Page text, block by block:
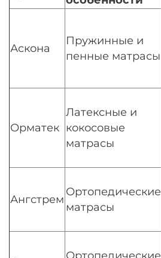
Аскона
Пружинные и
пенные матрасы
Орматек
Латексные и
кокосовые
матрасы
Ангстрем
Ортопедические
матрасы
Ортопедические